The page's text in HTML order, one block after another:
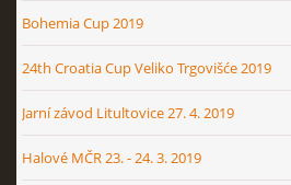
Bohemia Cup 2019
24th Croatia Cup Veliko Trgovišće 2019
Jarní závod Litultovice 27. 4. 2019
Halové MČR 23. - 24. 3. 2019